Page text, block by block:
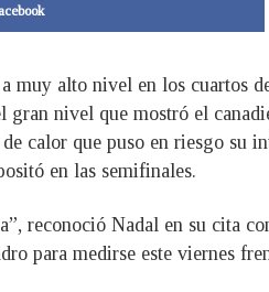
a muy alto nivel en los cuartos
gran nivel que mostró el
de calor que puso en riesgo
en las semifinales.
reconoció Nadal en su cita
para medirse este viernes